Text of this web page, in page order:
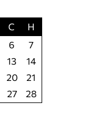
С
Н
6
7
13
14
20
21
27 28